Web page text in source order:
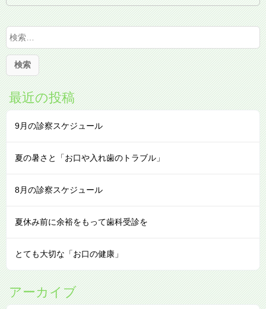
検
索
:
最近の投稿
9月の診察スケジュール
夏の暑さと「お口や入れ歯のトラブル」
8月の診察スケジュール
夏休み前に余裕をもって歯科受診を
とても大切な「お口の健康」
アーカイブ